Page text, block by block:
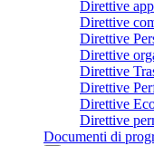
Direttive
Direttive
Direttive
Direttive
Direttive
Direttive
Direttive
Direttive
Documenti di